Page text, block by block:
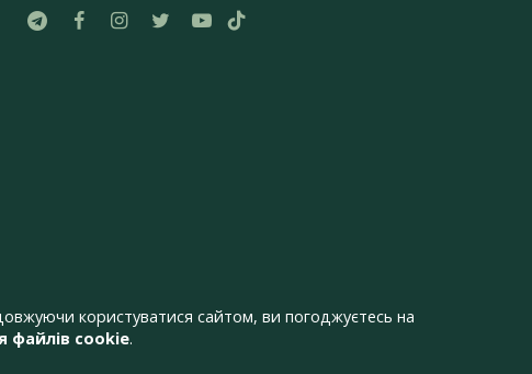
користуватися сайтом, ви погоджуєтесь на
файлів cookie.